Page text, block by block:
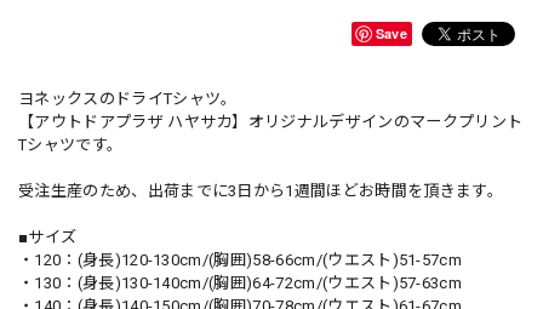
Save
ヨネックスのドライTシャツ。
【アウトドアプラザ ハヤサカ】オリジナルデザインのマークプリント
Tシャツです。
受注生産のため、出荷までに3日から1週間ほどお時間を頂きます。
■サイズ
・120：(身長)120-130cm/(胸囲)58-66cm/(ウエスト)51-57cm
・130：(身長)130-140cm/(胸囲)64-72cm/(ウエスト)57-63cm